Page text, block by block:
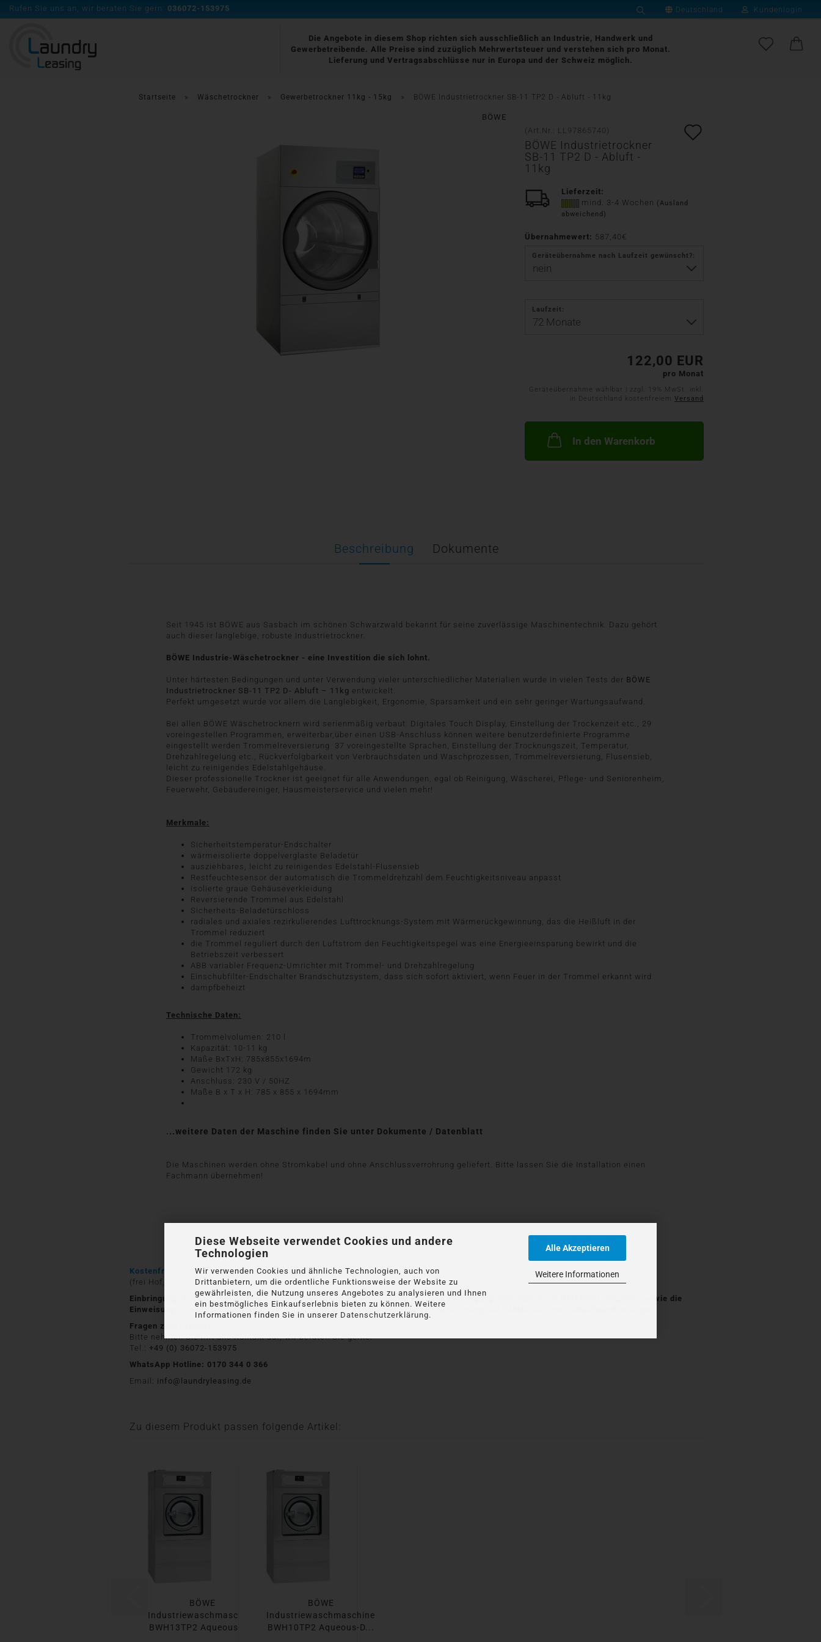
Diese Webseite verwendet Cookies und andere
Technologien
Wir verwenden Cookies und ähnliche Technologien, auch von
Drittanbietern, um die ordentliche Funktionsweise der Website zu
gewährleisten, die Nutzung unseres Angebotes zu analysieren und Ihnen
ein bestmögliches Einkaufserlebnis bieten zu können. Weitere
Informationen finden Sie in unserer Datenschutzerklärung.
Alle Akzeptieren
Weitere Informationen
Deutschland
Lieferland
Kundenlogin
Rufen Sie uns an, wir beraten Sie gern: 036072-153975
Die Angebote in diesem Shop richten sich ausschließlich an Industrie, Handwerk und
Gewerbetreibende. Alle Preise sind zuzüglich Mehrwertsteuer und verstehen sich pro Monat.
Lieferung und Vertragsabschlüsse nur in Europa und der Schweiz möglich.
Startseite » Wäschetrockner » Gewerbetrockner 11kg - 15kg » BÖWE Industrietrockner SB-11 TP2 D - Abluft - 11kg
BÖWE
(Art.Nr.: LL97865740 )
BÖWE Industrietrockner
SB-11 TP2 D - Abluft -
11kg
Lieferzeit:
mind. 3-4 Wochen (Ausland
abweichend)
Übernahmewert: 587,40€
Geräteübernahme nach Laufzeit gewünscht?:
Laufzeit:
122,00 EUR
pro Monat
Geräteübernahme wählbar | zzgl. 19% MwSt. inkl.
in Deutschland kostenfreiem Versand
In den Warenkorb
Beschreibung Dokumente
Seit 1945 ist BÖWE aus Sasbach im schönen Schwarzwald bekannt für seine zuverlässige Maschinentechnik. Dazu gehört
auch dieser langlebige, robuste Industrietrockner.
BÖWE Industrie-Wäschetrockner - eine Investition die sich lohnt.
Unter härtesten Bedingungen und unter Verwendung vieler unterschiedlicher Materialien wurde in vielen Tests der BÖWE
Industrietrockner SB-11 TP2 D- Abluft – 11kg entwickelt.
Perfekt umgesetzt wurde vor allem die Langlebigkeit, Ergonomie, Sparsamkeit und ein sehr geringer Wartungsaufwand.
Bei allen BÖWE Wäschetrocknern wird serienmäßig verbaut: Digitales Touch Display, Einstellung der Trockenzeit etc., 29
voreingestellen Programmen, erweiterbar,über einen USB-Anschluss können weitere benutzerdefinierte Programme
eingestellt werden Trommelreversierung 37 voreingestellte Sprachen, Einstellung der Trocknungszeit, Temperatur,
Drehzahlregelung etc., Rückverfolgbarkeit von Verbrauchsdaten und Waschprozessen, Trommelreversierung, Flusensieb,
leicht zu reinigendes Edelstahlgehäuse.
Dieser professionelle Trockner ist geeignet für alle Anwendungen, egal ob Reinigung, Wäscherei, Pflege- und Seniorenheim,
Feuerwehr, Gebäudereiniger, Hausmeisterservice und vielen mehr!
Merkmale:
Sicherheitstemperatur-Endschalter
wärmeisolierte doppelverglaste Beladetür
ausziehbares, leicht zu reinigendes Edelstahl-Flusensieb
Restfeuchtesensor der automatisch die Trommeldrehzahl dem Feuchtigkeitsniveau anpasst
isolierte graue Gehäuseverkleidung
Reversierende Trommel aus Edelstahl
Sicherheits-Beladetürschloss
radiales und axiales rezirkulierendes Lufttrocknungs-System mit Wärmerückgewinnung, das die Heißluft in der
Trommel reduziert
die Trommel reguliert durch den Luftstrom den Feuchtigkeitspegel was eine Energieeinsparung bewirkt und die
Betriebszeit verbessert
ABB variabler Frequenz-Umrichter mit Trommel- und Drehzahlregelung
Einschubfilter-Endschalter Brandschutzsystem, dass sich sofort aktiviert, wenn Feuer in der Trommel erkannt wird
dampfbeheizt
Technische Daten:
Trommelvolumen: 210 l
Kapazität: 10-11 kg
Maße BxTxH: 785x855x1694m
Gewicht 172 kg
Anschluss: 230 V / 50HZ
Maße B x T x H: 785 x 855 x 1694mm
...weitere Daten der Maschine finden Sie unter Dokumente / Datenblatt
Die Maschinen werden ohne Stromkabel und ohne Anschlussverrohrung geliefert. Bitte lassen Sie die Installation einen
Fachmann übernehmen!
Kostenfreie Lieferung innerhalb Deutschlands!
(frei Hof, mit Ausnahme von Inseln, hier die Versandkosten vorher anfragen!)
Einbringung, Aufbau, Installation und Inbetriebnahme an vorhandene Ver- und Entsorgungsleitungen nach Herstellervorgaben, sowie die
Einweisung Ihrer Mitarbeiter kann gern durch unseren Kundendienst gegen Berechnung nach Material- und Zeitaufwand erfolgen.
Fragen zum Produkt?
Bitte nehmen Sie mit uns Kontakt auf, wir beraten Sie gerne:
Tel.: +49 (0) 36072-153975
WhatsApp Hotline: 0170 344 0 366
Email: info@laundryleasing.de
Zu diesem Produkt passen folgende Artikel:
BÖWE
Industriewaschmaschine
BWH13TP2 Aqueous-D...
BÖWE
Industriewaschmaschine
BWH10TP2 Aqueous-D...